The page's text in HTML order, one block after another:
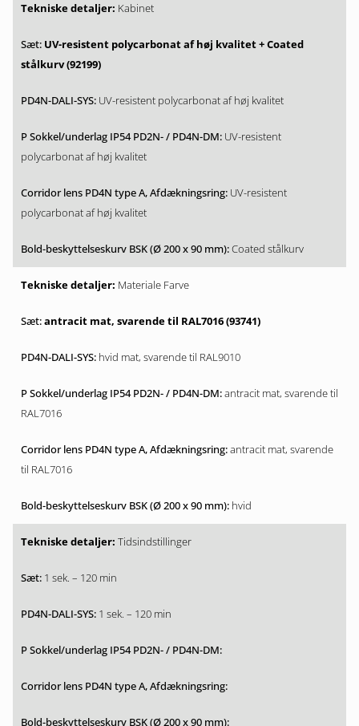
Kabinet
UV-resistent polycarbonat af høj kvalitet + Coated
stålkurv (92199)
UV-resistent polycarbonat af høj kvalitet
UV-resistent
polycarbonat af høj kvalitet
UV-resistent
polycarbonat af høj kvalitet
Coated stålkurv
Materiale Farve
antracit mat, svarende til RAL7016 (93741)
hvid mat, svarende til RAL9010
antracit mat, svarende til
RAL7016
antracit mat, svarende
til RAL7016
hvid
Tidsindstillinger
1 sek. – 120 min
1 sek. – 120 min